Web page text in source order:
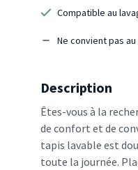
Compatible au
Ne convient pas
Description
Êtes-vous à la
de confort et de
tapis lavable est
toute la journée.